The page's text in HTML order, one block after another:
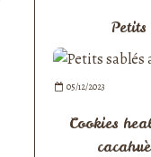
Petits
05/12/2023
Cookies